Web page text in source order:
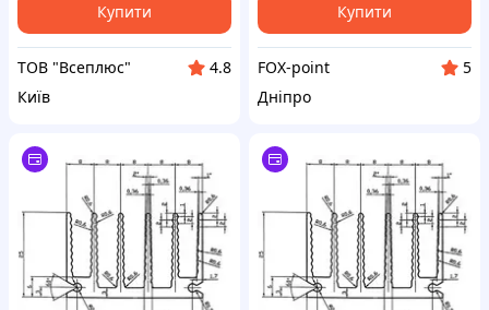
Купити
ТОВ "Всеплюс"
4.8
Київ
Купити
FOX-point
5
Дніпро